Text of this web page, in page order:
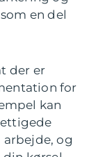
en del
der er
for
kan
og